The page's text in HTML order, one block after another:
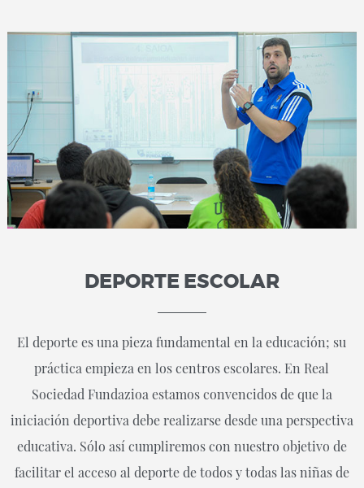
DEPORTE ESCOLAR
El deporte es una pieza fundamental en la educación; su
práctica empieza en los centros escolares. En Real
Sociedad Fundazioa estamos convencidos de que la
iniciación deportiva debe realizarse desde una perspectiva
educativa. Sólo así cumpliremos con nuestro objetivo de
facilitar el acceso al deporte de todos y todas las niñas de